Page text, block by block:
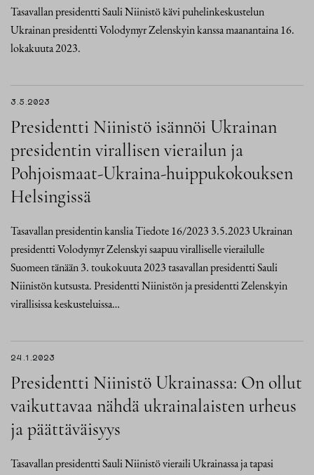
Tasavallan presidentti Sauli Niinistö kävi puhelinkeskustelun
Ukrainan presidentti Volodymyr Zelenskyin kanssa maanantaina 16.
lokakuuta 2023.
3.5.2023
Presidentti Niinistö isännöi Ukrainan
presidentin virallisen vierailun ja
Pohjoismaat-Ukraina-huippukokouksen
Helsingissä
Tasavallan presidentin kanslia Tiedote 16/2023 3.5.2023 Ukrainan
presidentti Volodymyr Zelenskyi saapuu viralliselle vierailulle
Suomeen tänään 3. toukokuuta 2023 tasavallan presidentti Sauli
Niinistön kutsusta. Presidentti Niinistön ja presidentti Zelenskyin
virallisissa keskusteluissa…
24.1.2023
Presidentti Niinistö Ukrainassa: On ollut
vaikuttavaa nähdä ukrainalaisten urheus
ja päättäväisyys
Tasavallan presidentti Sauli Niinistö vieraili Ukrainassa ja tapasi